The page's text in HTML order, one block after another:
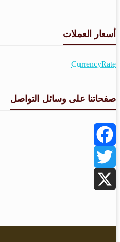
أسعار العملات
CurrencyRate
صفحاتنا على وسائل التواصل
Facebook
Twitter